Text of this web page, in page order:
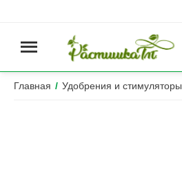
Главная / Удобрения и стимуляторы